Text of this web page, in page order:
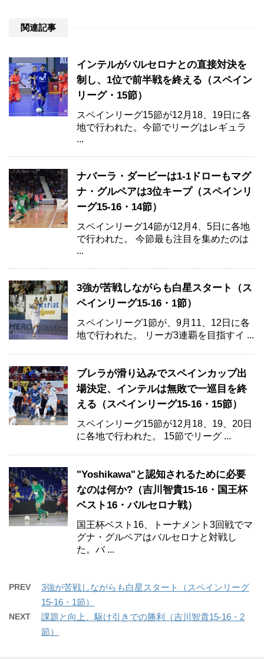
関連記事
インテルがバルセロナとの直接対決を
制し、1位で前半戦を終える（スペイン
リーグ・15節）
スペインリーグ15節が12月18、19日に各
地で行われた。今節でリーグはレギュラ
...
ナバーラ・ダービーは1-1ドローもマグ
ナ・グルペアは3位キープ（スペインリ
ーグ15-16・14節）
スペインリーグ14節が12月4、5日に各地
で行われた。 今節最も注目を集めたのは
...
3強が苦戦しながらも白星スタート（ス
ペインリーグ15-16・1節）
スペインリーグ1節が、9月11、12日に各
地で行われた。 リーガ3連覇を目指すイ ...
ブレラが滑り込みでスペインカップ出
場決定、インテルは無敗で一巡目を終
える（スペインリーグ15-16・15節）
スペインリーグ15節が12月18、19、20日
に各地で行われた。 15節でリーグ ...
"Yoshikawa"と認知されるために必要
なのは何か?（吉川智貴15-16・国王杯
ベスト16・バルセロナ戦）
国王杯ベスト16、トーナメント3回戦でマ
グナ・グルペアはバルセロナと対戦し
た。バ ...
PREV
3強が苦戦しながらも白星スタート（スペインリーグ
15-16・1節）
NEXT
課題と向上、駆け引きでの勝利（吉川智貴15-16・2
節）